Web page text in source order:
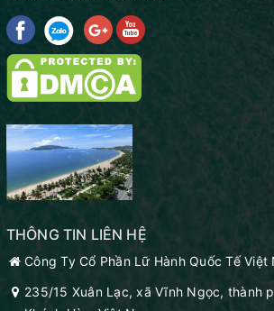
THÔNG TIN LIÊN HỆ
Công Ty Cổ Phần Lữ Hành Quốc Tế Việt
235/15 Xuân Lạc, xã Vĩnh Ngọc, thành